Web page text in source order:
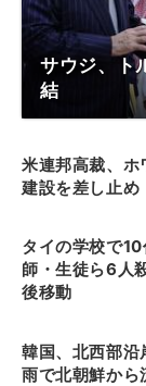
サウジ、ト
結
米連邦高裁、ホ
建設を差し止め
タイの学校で
師・生徒ら6人
後移動
韓国、北西部沿
雨で北朝鮮から